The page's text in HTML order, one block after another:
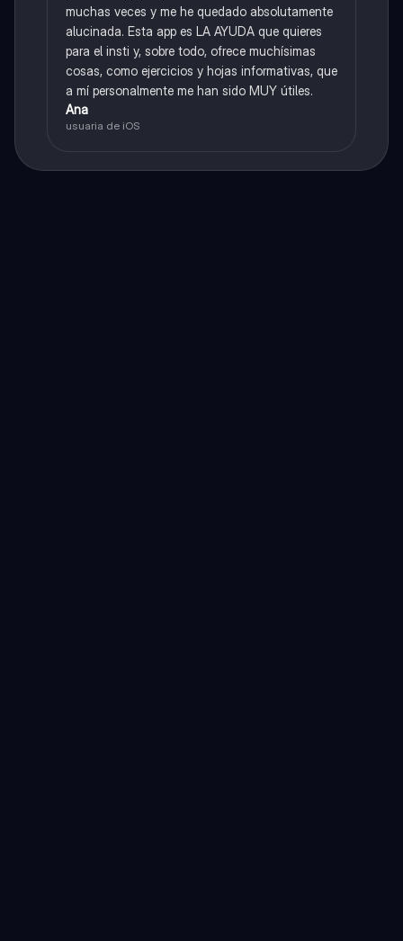
muchas veces y me he quedado absolutamente
alucinada. Esta app es LA AYUDA que quieres
para el insti y, sobre todo, ofrece muchísimas
cosas, como ejercicios y hojas informativas, que
a mí personalmente me han sido MUY útiles.
Ana
usuaria de iOS